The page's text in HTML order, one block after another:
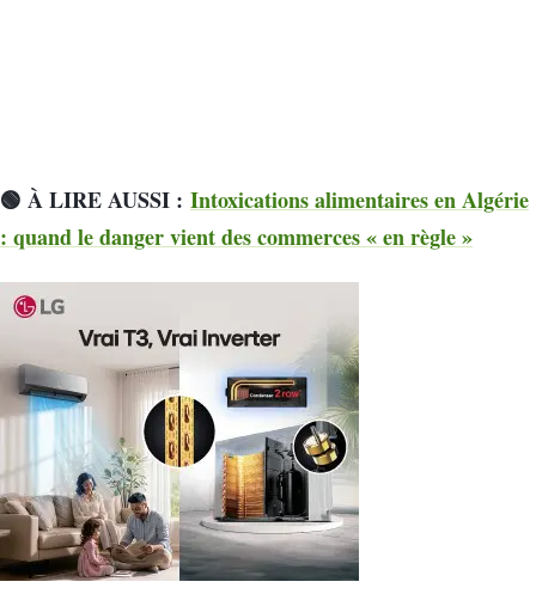
🟢 À LIRE AUSSI : Intoxications alimentaires en Algérie
: quand le danger vient des commerces « en règle »